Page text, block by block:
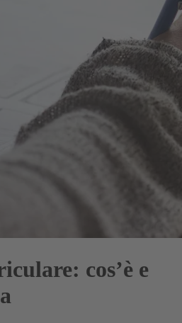
cos’è e